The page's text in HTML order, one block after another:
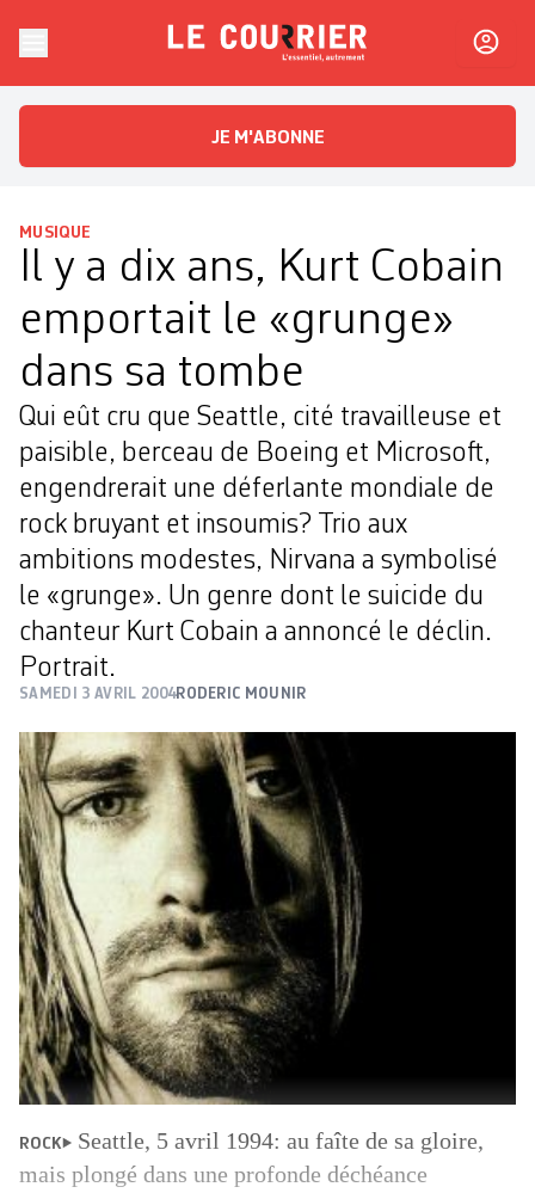
Le CourrierL'essentiel, autrement
JE M'ABONNE
MUSIQUE
Il y a dix ans, Kurt Cobain
emportait le «grunge»
dans sa tombe
Qui eût cru que Seattle, cité travailleuse et
paisible, berceau de Boeing et Microsoft,
engendrerait une déferlante mondiale de
rock bruyant et insoumis? Trio aux
ambitions modestes, Nirvana a symbolisé
le «grunge». Un genre dont le suicide du
chanteur Kurt Cobain a annoncé le déclin.
Portrait.
SAMEDI 3 AVRIL 2004RODERIC MOUNIR
ROCK
Seattle, 5 avril 1994: au faîte de sa gloire,
mais plongé dans une profonde déchéance